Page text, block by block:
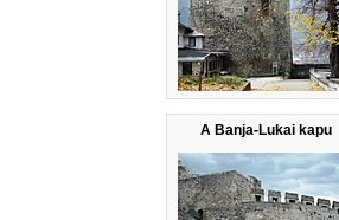
A Banja-Lukai kapu